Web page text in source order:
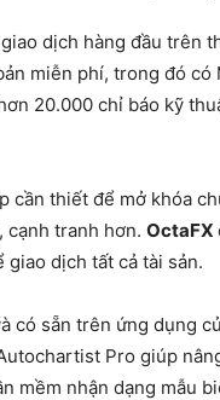
dịch hàng đầu trên
miễn phí, trong đó có
20.000 chỉ báo kỹ
cần thiết để mở khóa
cạnh tranh hơn. OctaFX
dịch tất cả tài sản.
có sẵn trên ứng dụng
Pro giúp
mềm nhận dạng mẫu